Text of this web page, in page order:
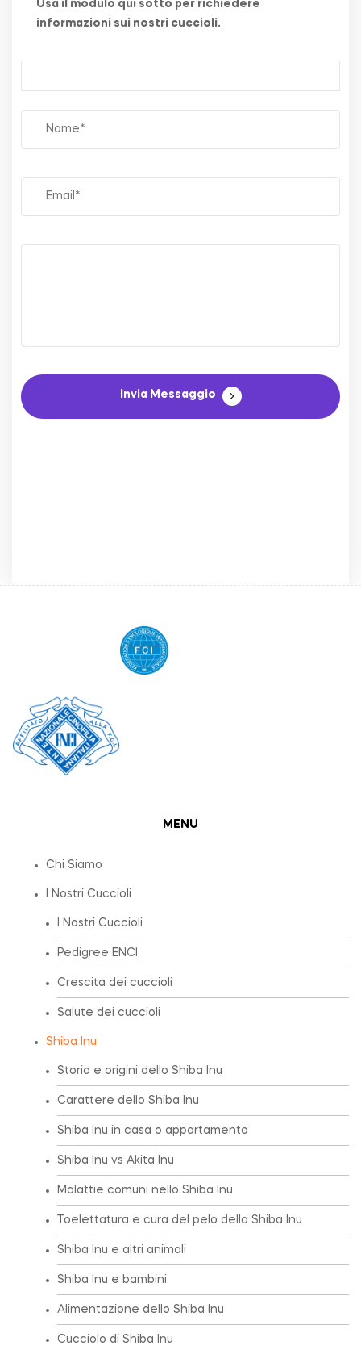
Usa il modulo qui sotto per richiedere
informazioni sui nostri cuccioli.
Invia Messaggio
MENU
Chi Siamo
I Nostri Cuccioli
I Nostri Cuccioli
Pedigree ENCI
Crescita dei cuccioli
Salute dei cuccioli
Shiba Inu
Storia e origini dello Shiba Inu
Carattere dello Shiba Inu
Shiba Inu in casa o appartamento
Shiba Inu vs Akita Inu
Malattie comuni nello Shiba Inu
Toelettatura e cura del pelo dello Shiba Inu
Shiba Inu e altri animali
Shiba Inu e bambini
Alimentazione dello Shiba Inu
Cucciolo di Shiba Inu